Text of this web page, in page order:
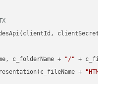
clientSecret);
c_folderName + "/" +
+
"HTML"